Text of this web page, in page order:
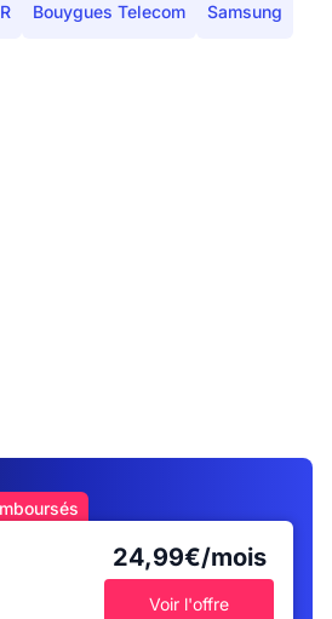
Bouygues Telecom Samsung
24,99€/mois
Voir l'offre